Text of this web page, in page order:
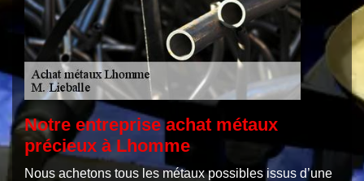
Notre entreprise achat métaux
précieux à Lhomme
Nous achetons tous les métaux possibles issus d’une